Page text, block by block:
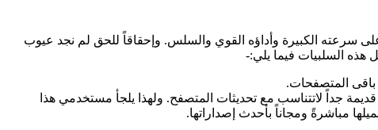
سرعته الكبيرة وأداؤه القوي والسلس. وإحقاقاً للحق لم نجد عيوب
هذه السلبيات فيما يلي:-
جداً لاتتناسب مع تحديثات المتصفح. ولهذا يلجأ مستخدمي هذا
مباشرةً ومجاناً بأحدث إصداراتها.